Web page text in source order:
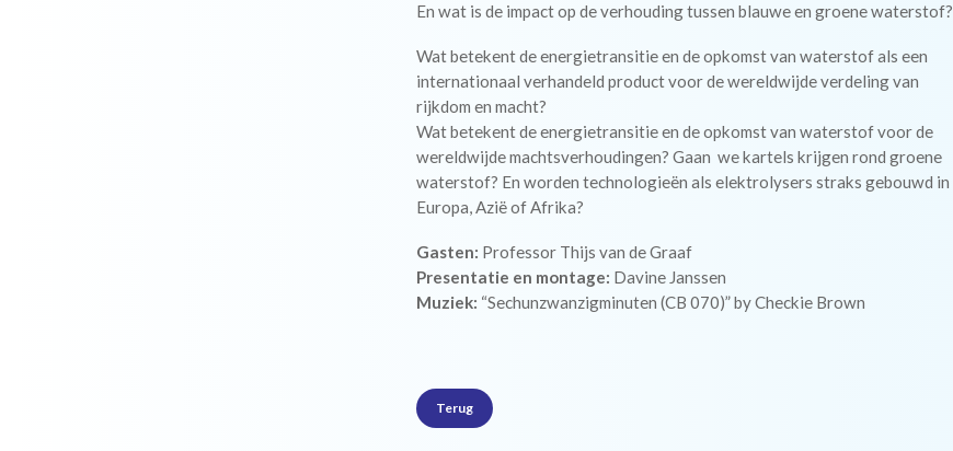
En wat is de impact op de verhouding tussen blauwe en groene waterstof?
Wat betekent de energietransitie en de opkomst van waterstof als een
internationaal verhandeld product voor de wereldwijde verdeling van
rijkdom en macht?
Wat betekent de energietransitie en de opkomst van waterstof voor de
wereldwijde machtsverhoudingen? Gaan we kartels krijgen rond groene
waterstof? En worden technologieën als elektrolysers straks gebouwd in
Europa, Azië of Afrika?
Gasten: Professor Thijs van de Graaf
Presentatie en montage: Davine Janssen
Muziek: “Sechunzwanzigminuten (CB 070)” by Checkie Brown
Terug